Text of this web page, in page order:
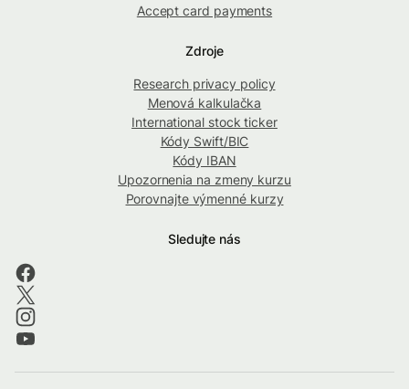
Accept card payments
Zdroje
Research privacy policy
Menová kalkulačka
International stock ticker
Kódy Swift/BIC
Kódy IBAN
Upozornenia na zmeny kurzu
Porovnajte výmenné kurzy
Sledujte nás